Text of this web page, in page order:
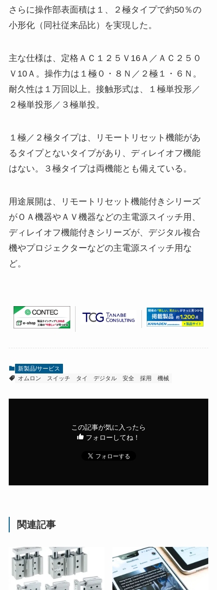
さらに操作部表面積は１、２極タイプで約50％の
小形化（同社従来品比）を実現した。
主な仕様は、定格ＡＣ１２５Ｖ16Ａ／ＡＣ２５０
Ｖ10Ａ。操作力は１極０・８Ｎ／２極１・６Ｎ。
耐久性は１万回以上。接触形式は、１極単投形／
２極単投形／３極単投。
１極／２極タイプは、リモートリセット機能があ
るタイプとないタイプがあり、ディレイオフ機能
はない。３極タイプは両機能とも備えている。
用途展開は、リモートリセット機能付きシリーズ
がＯＡ機器やＡＶ機器などの主電源スイッチ用、
ディレイオフ機能付きシリーズが、デジタル複合
機やプロジェクターなどの主電源スイッチ用な
ど。
新製品/サービス
オムロン
スイッチ タイ デジタル 安全 採用 機械
この記事が気に入ったら
フォローしてね！
関連記事